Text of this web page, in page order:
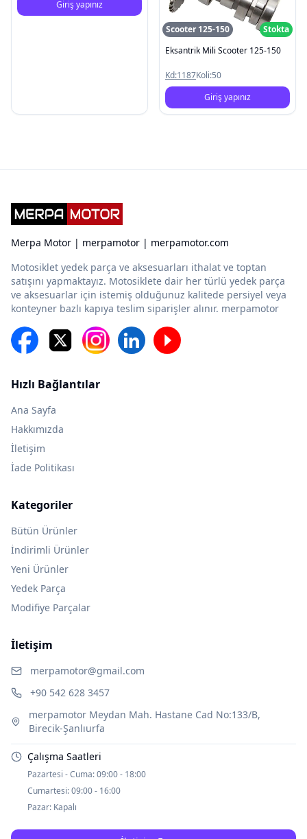
Giriş yapınız
Scooter 125-150
Stokta
Eksantrik Mili Scooter 125-150
Kd:1187Koli:50
Giriş yapınız
Merpa Motor | merpamotor | merpamotor.com
Motosiklet yedek parça ve aksesuarları ithalat ve toptan
satışını yapmaktayız. Motosiklete dair her türlü yedek parça
ve aksesuarlar için istemiş olduğunuz kalitede persiyel veya
konteyner bazlı kapıya teslim siparişler alınır. merpamotor
Hızlı Bağlantılar
Ana Sayfa
Hakkımızda
İletişim
İade Politikası
Kategoriler
Bütün Ürünler
İndirimli Ürünler
Yeni Ürünler
Yedek Parça
Modifiye Parçalar
İletişim
merpamotor@gmail.com
+90 542 628 3457
merpamotor Meydan Mah. Hastane Cad No:133/B,
Birecik-Şanlıurfa
Çalışma Saatleri
Pazartesi - Cuma:09:00 - 18:00
Cumartesi:09:00 - 16:00
Pazar: Kapalı